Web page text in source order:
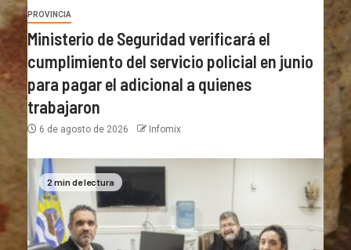
PROVINCIA
Ministerio de Seguridad verificará el
cumplimiento del servicio policial en junio
para pagar el adicional a quienes
trabajaron
6 de agosto de 2026 Infomix
2 min de lectura